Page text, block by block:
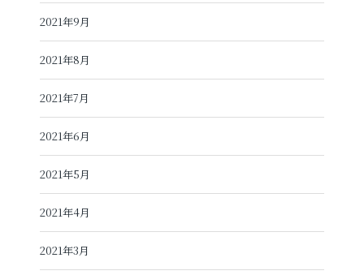
2021年9月
2021年8月
2021年7月
2021年6月
2021年5月
2021年4月
2021年3月